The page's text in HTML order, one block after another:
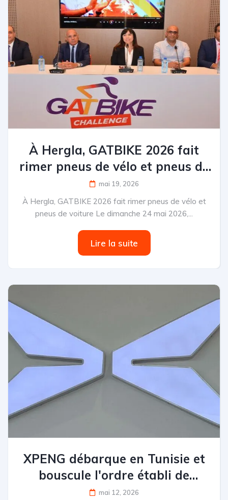
À Hergla, GATBIKE 2026 fait
rimer pneus de vélo et pneus de
voiture
mai 19, 2026
À Hergla, GATBIKE 2026 fait rimer pneus de vélo et
pneus de voiture Le dimanche 24 mai 2026,...
Lire la suite
XPENG débarque en Tunisie et
bouscule l'ordre établi de
l'électrique
mai 12, 2026